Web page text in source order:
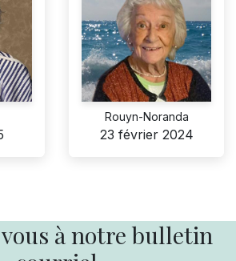
Rouyn-Noranda
23 février 2024
à notre bulletin